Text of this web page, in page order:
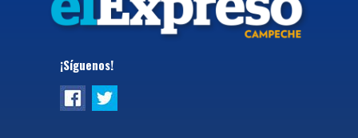
¡Síguenos!